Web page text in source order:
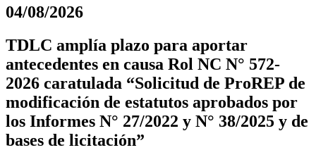
04/08/2026
TDLC amplía plazo para aportar
antecedentes en causa Rol NC N° 572-
2026 caratulada “Solicitud de ProREP de
modificación de estatutos aprobados por
los Informes N° 27/2022 y N° 38/2025 y de
bases de licitación”